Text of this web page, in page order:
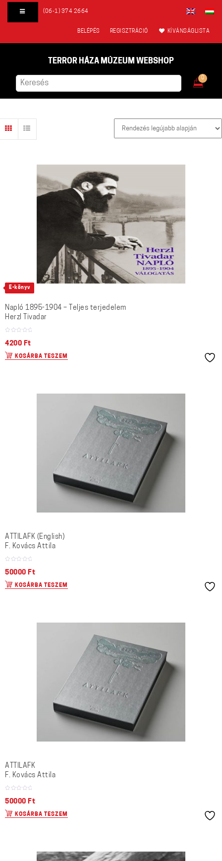
(06-1) 374 2664
BELÉPÉS REGISZTRÁCIÓ KÍVÁNSÁGLISTA
TERROR HÁZA MÚZEUM WEBSHOP
0
E-könyv
Napló 1895-1904 – Teljes terjedelem
Herzl Tivadar
4200 Ft
KOSÁRBA TESZEM
ATTILAFK (English)
F. Kovács Attila
50000 Ft
KOSÁRBA TESZEM
ATTILAFK
F. Kovács Attila
50000 Ft
KOSÁRBA TESZEM